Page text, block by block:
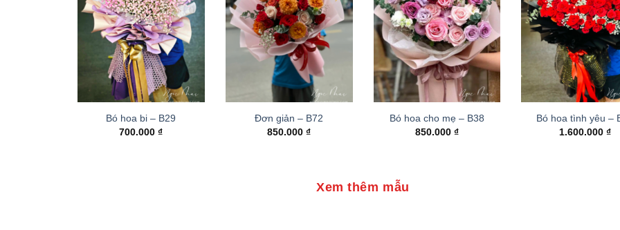
Bó hoa bi – B29
700.000₫
Đơn giản – B72
850.000₫
Bó hoa cho mẹ – B38
850.000 ₫
Bó hoa tình yêu –
1.600.000 ₫
Xem thêm mẫu